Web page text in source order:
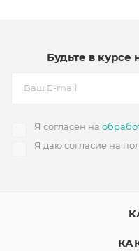
Будьте в
Я согласен на
Я даю согласие на